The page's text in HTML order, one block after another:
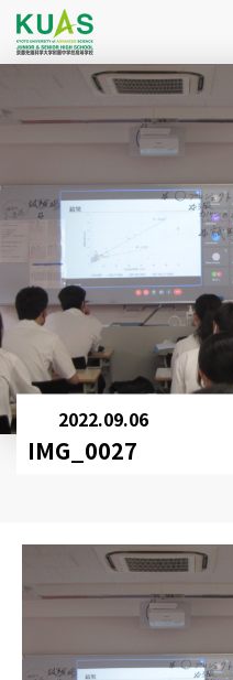
2022.09.06
IMG_0027